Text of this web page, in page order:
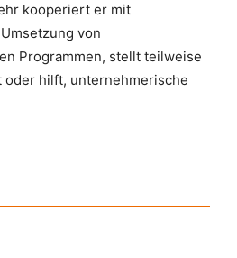
kooperiert er mit
von
Programmen, stellt teilweise
oder hilft, unternehmerische